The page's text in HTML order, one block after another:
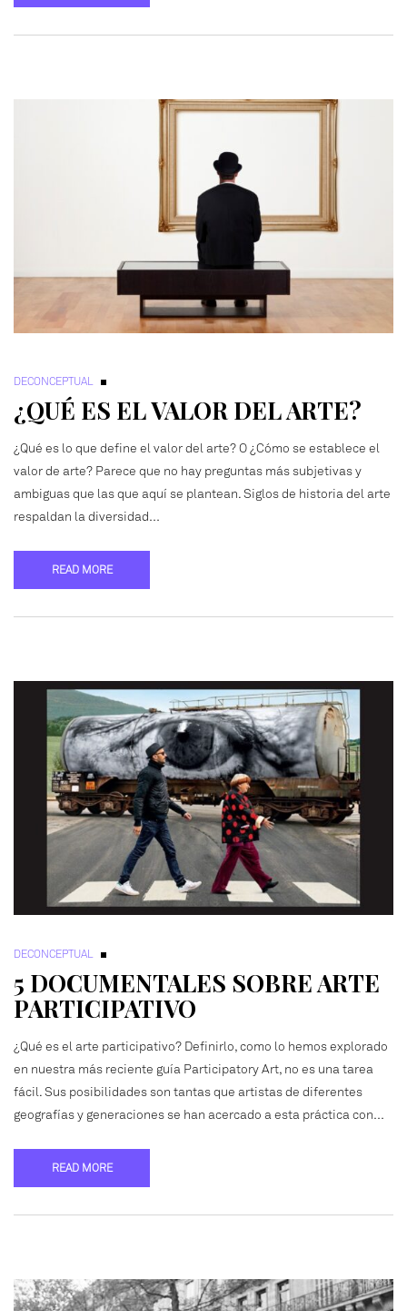
DECONCEPTUAL
¿QUÉ ES EL VALOR DEL ARTE?
¿Qué es lo que define el valor del arte? O ¿Cómo se establece el
valor de arte? Parece que no hay preguntas más subjetivas y
ambiguas que las que aquí se plantean. Siglos de historia del arte
respaldan la diversidad…
READ MORE
DECONCEPTUAL
5 DOCUMENTALES SOBRE ARTE
PARTICIPATIVO
¿Qué es el arte participativo? Definirlo, como lo hemos explorado
en nuestra más reciente guía Participatory Art, no es una tarea
fácil. Sus posibilidades son tantas que artistas de diferentes
geografías y generaciones se han acercado a esta práctica con…
READ MORE